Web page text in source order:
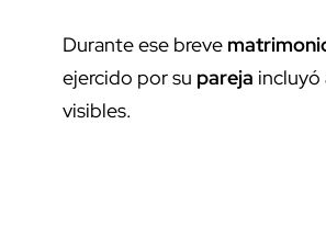
Durante ese breve
ejercido por su pareja incluyó
visibles.